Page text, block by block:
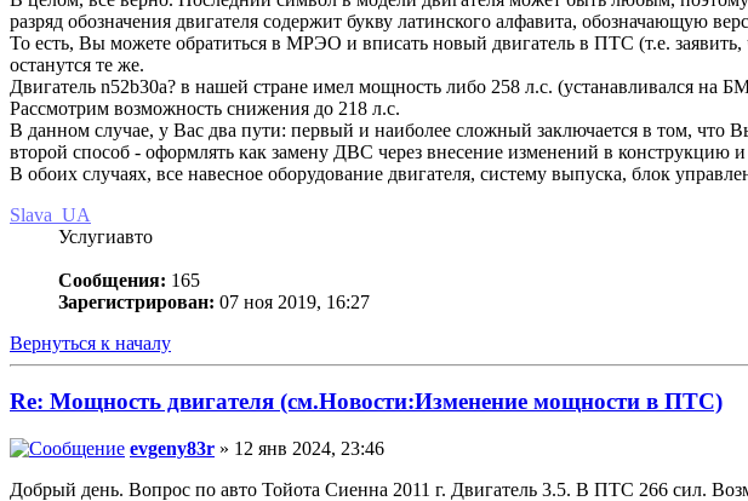
разряд обозначения двигателя содержит букву латинского алфавита,
То есть, Вы можете обратиться в МРЭО и вписать новый двигатель в ПТС (т.е.
останутся те же.
Двигатель n52b30a? в нашей стране имел мощность либо 258 л.с. (устанавливался
Рассмотрим возможность снижения до 218 л.с.
В данном случае, у Вас два пути: первый и наиболее сложный заключается в том, что
второй способ - оформлять как замену ДВС через внесение изменений в конструкцию
В обоих случаях, все навесное оборудование двигателя, систему выпуска, блок
Slava_UA
Услугиавто
Сообщения: 165
Зарегистрирован: 07 ноя 2019, 16:27
Вернуться к началу
Re: Мощность двигателя (см.Новости:Изменение мощности в ПТС)
evgeny83r » 12 янв 2024, 23:46
Добрый день. Вопрос по авто Тойота Сиенна 2011 г. Двигатель 3.5. В ПТС 266 сил.